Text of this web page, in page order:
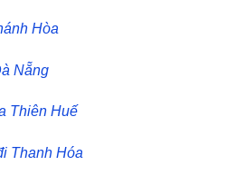
Hòa
Nẵng
Thiên Huế
Thanh Hóa